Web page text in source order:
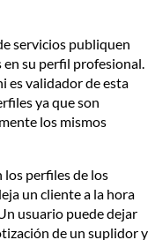
servicios publiquen
en su perfil profesional.
es validador de esta
ya que son
los mismos
los perfiles de los
un cliente a la hora
usuario puede dejar
de un suplidor y